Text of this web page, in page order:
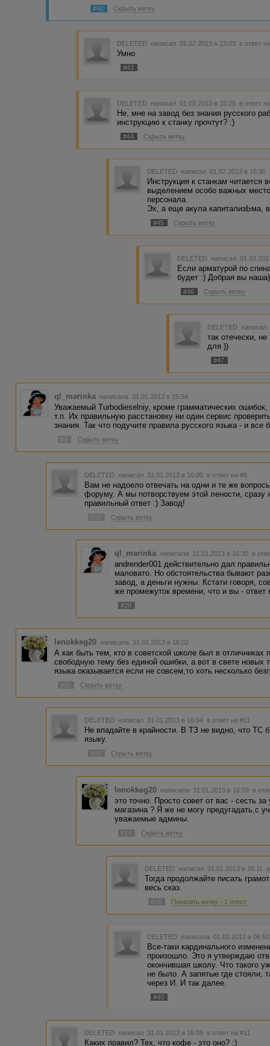
#42 Скрыть ветку
DELETED написал 01.02.2013 в 13:03 в ответ
Умно
#43
DELETED написал 01.02.2013 в 15:25 в ответ
Не, мне на завод без знания русского
инструкцию к станку прочтут? :)
#44 Скрыть ветку
DELETED написал 01.02.2013 в 15:30
Инструкция к станкам читается
выделением особо важных
персонала.
Эх, а еще акула капитализЬма,
#45 Скрыть ветку
DELETED написал
Если арматурой по
будет :) Добрая вы
#46 Скрыть ветку
DELETED
так отечески,
для ))
#47
ql_marinka написала 31.01.2013 в 15:54
Уважаемый Turbodieselniy, кроме грамматических
т.п. Их правильную расстановку ни один сервис
знания. Так что подучите правила русского языка - и все
Скрыть ветку
DELETED написал 31.01.2013 в 16:00 в ответ на #9
Вам не надоело отвечать на одни и те же
форуму. А мы потворствуем этой лености, сразу
правильный ответ :) Завод!
Скрыть ветку
ql_marinka написала 31.01.2013 в 16:30 в
andrender001 действительно дал
маловато. Но обстоятельства бывают
завод, а деньги нужны. Кстати говоря,
же промежуток времени, что и вы - ответ
#28
lenokkeg20 написала 31.01.2013 в 16:02
А как быть тем, кто в советской школе был в отличниках
свободную тему без единой ошибки, а вот в свете новых
языка оказывается если не совсем,то хоть несколько
#11 Скрыть ветку
DELETED написал 31.01.2013 в 16:04 в ответ на #11
Не впадайте в крайности. В ТЗ не видно, что ТС
языку.
#12 Скрыть ветку
lenokkeg20 написала 31.01.2013 в 16:09 в
это точно. Просто совет от вас - сесть
магазина ? Я же не могу предугадать,с
уважаемые админы.
#14 Скрыть ветку
DELETED написал 31.01.2013 в 16:11
Тогда продолжайте писать
весь сказ.
#15 Показать ветку - 1 ответ
DELETED написала 01.02.2013 в
Все-таки кардинального
произошло. Это я утверждаю
окончившая школу. Что такого
не было. А запятые где
через И. И так далее.
#40
DELETED написал 31.01.2013 в 16:09 в ответ на #11
Каких правил? Тех, что кофе - это оно? :)